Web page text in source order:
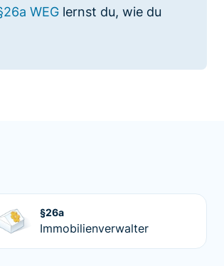
WEG lernst du, wie du
§26a
Immobilienverwalter